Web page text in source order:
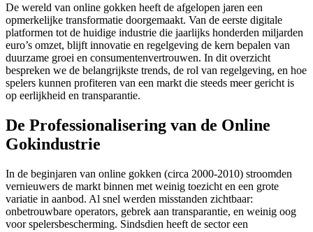
De wereld van online gokken heeft de afgelopen jaren een
opmerkelijke transformatie doorgemaakt. Van de eerste digitale
platformen tot de huidige industrie die jaarlijks honderden miljarden
euro’s omzet, blijft innovatie en regelgeving de kern bepalen van
duurzame groei en consumentenvertrouwen. In dit overzicht
bespreken we de belangrijkste trends, de rol van regelgeving, en hoe
spelers kunnen profiteren van een markt die steeds meer gericht is
op eerlijkheid en transparantie.
De Professionalisering van de Online
Gokindustrie
In de beginjaren van online gokken (circa 2000-2010) stroomden
vernieuwers de markt binnen met weinig toezicht en een grote
variatie in aanbod. Al snel werden misstanden zichtbaar:
onbetrouwbare operators, gebrek aan transparantie, en weinig oog
voor spelersbescherming. Sindsdien heeft de sector een